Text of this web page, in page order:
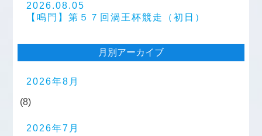
2026.08.05
【鳴門】第５７回渦王杯競走（初日）
月別アーカイブ
2026年8月
(8)
2026年7月